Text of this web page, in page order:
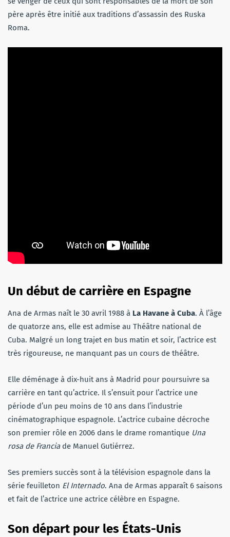
père après être initié aux traditions d’assassin des Ruska
Roma.
Un début de carrière en Espagne
Ana de Armas naît le 30 avril 1988 à La Havane à Cuba. À l’âge
de quatorze ans, elle est admise au Théâtre national de
Cuba. Malgré un long trajet en bus matin et soir, l’actrice est
très rigoureuse, ne manquant pas un cours de théâtre.
Elle déménage à dix-huit ans à Madrid pour poursuivre sa
carrière en tant qu’actrice. Il s’ensuit pour l’actrice une
période d’un peu moins de 10 ans dans l’industrie
cinématographique espagnole. L’actrice cubaine décroche
son premier rôle en 2006 dans le drame romantique Una
rosa de Franciade Manuel Gutiérrez.
Ses premiers succès sont à la télévision espagnole dans la
série feuilleton El Internado. Ana de Armas apparaît 6 saisons
et fait de l’actrice une actrice célèbre en Espagne.
Son départ pour les États-Unis